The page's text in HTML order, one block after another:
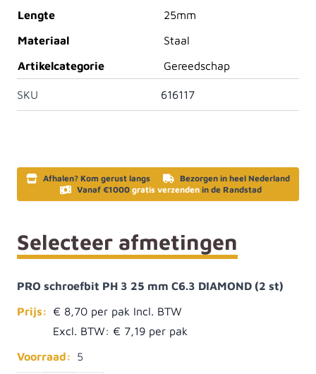
Lengte
25mm
Materiaal
Staal
Artikelcategorie
Gereedschap
SKU 616117
Afhalen? Kom gerust langs
Bezorgen in heel Nederland
Vanaf €1000 gratis verzenden in de Randstad
Selecteer afmetingen
PRO schroefbit PH 3 25 mm C6.3 DIAMOND (2 st)
Prijs: € 8,70
Excl. BTW: € 7,19
Voorraad:
5